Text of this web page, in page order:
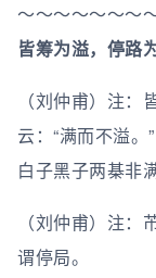
～～～～～～～
皆筹为溢，停路
（刘仲甫）注
云：“满而不溢。”
白子黑子两棊非
（刘仲甫）注
谓停局。